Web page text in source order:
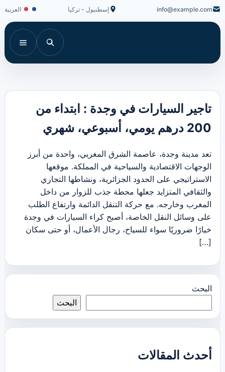
info@example.com إسطنبول - تركيا العربية
تاجير السيارات في وجدة : ابتداء من
200 درهم يومي، أسبوعي، شهري
تعد مدينة وجدة، عاصمة الشرق المغربي، واحدة من أبرز
الوجهات الاقتصادية والسياحية في المملكة. موقعها
الاستراتيجي على الحدود الجزائرية، ونشاطها التجاري
والثقافي المتزايد جعلها محطة جذب للزوار من داخل
المغرب وخارجه. مع حركة التنقل الدائمة وارتفاع الطلب
على وسائل النقل الخاصة، أصبح كراء السيارات في وجدة
خيارًا ضروريًا سواء للسياح، رجال الأعمال، أو حتى سكان
[…]
البحث
البحث
أحدث المقالات